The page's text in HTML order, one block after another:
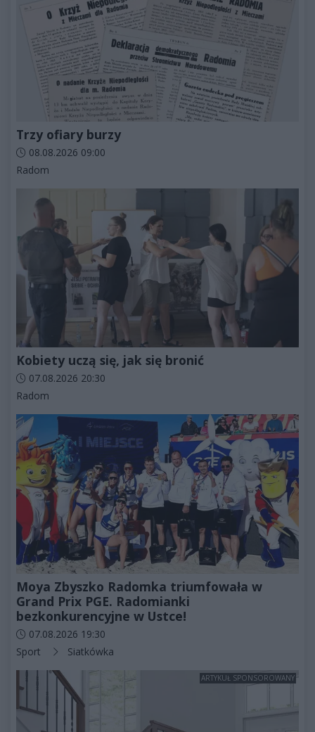
Trzy ofiary burzy
Data dodania artykułu:
08.08.2026 09:00
Kategorie artykułu:
Radom
Kobiety uczą się, jak się bronić
Data dodania artykułu:
07.08.2026 20:30
Kategorie artykułu:
Radom
Moya Zbyszko Radomka triumfowała w
Grand Prix PGE. Radomianki
bezkonkurencyjne w Ustce!
Data dodania artykułu:
07.08.2026 19:30
Kategorie artykułu:
Sport Siatkówka
ARTYKUŁ SPONSOROWANY